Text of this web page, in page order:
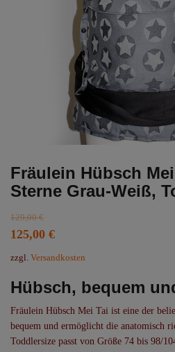
Fräulein Hübsch
Sterne Grau-Weiß,
129,00€
Ursprünglicher
Preis
129,00 €
125,00 €Aktueller
Preis
125,00 €.
zzgl. Versandkosten
Hübsch, bequem
Fräulein Hübsch Mei Tai ist eine der
bequem und ermöglicht die anatomisch
Toddlersize passt von Größe 74 bis 98/